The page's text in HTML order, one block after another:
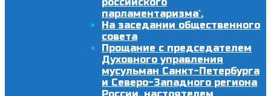
парламентаризма`.
На заседании общественного
совета
Прощание с председателем
Духовного управления
мусульман Санкт-Петербурга
и Северо-Западного региона